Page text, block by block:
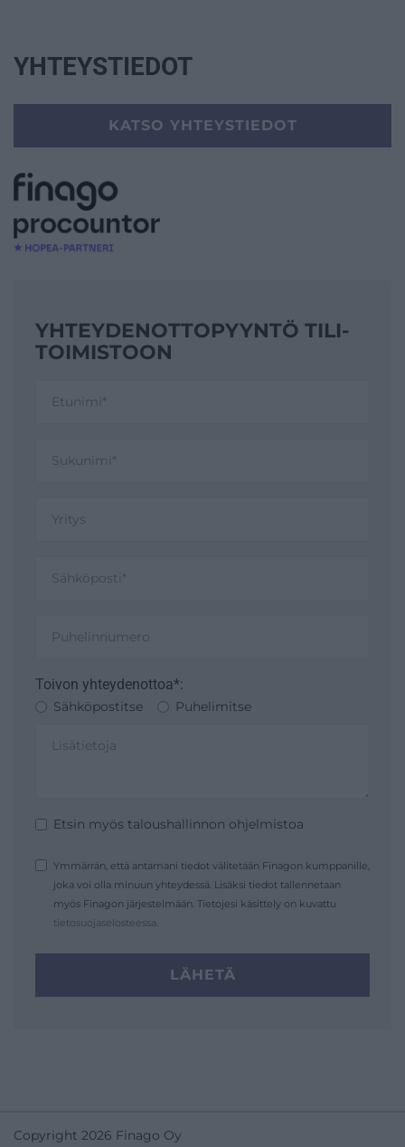
YHTEYSTIEDOT
KATSO YHTEYSTIEDOT
YHTEYDENOTTO­PYYNTÖ TILI­
TOIMISTOON
Toivon yhteydenottoa*:
Sähköpostitse Puhelimitse
Etsin myös taloushallinnon ohjelmistoa
Ymmärrän, että antamani tiedot välitetään Finagon kumppanille,
joka voi olla minuun yhteydessä. Lisäksi tiedot tallennetaan
myös Finagon järjestelmään. Tietojesi käsittely on kuvattu
tietosuojaselosteessa
LÄHETÄ
Copyright 2026 Finago Oy